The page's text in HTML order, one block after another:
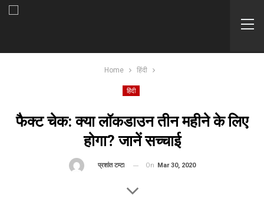
Home हिंदी
हिंदी
फैक्ट चेक: क्या लॉकडाउन तीन महीने के लिए
होगा? जानें सच्चाई
प्रशांत टम्टा On Mar 30, 2020